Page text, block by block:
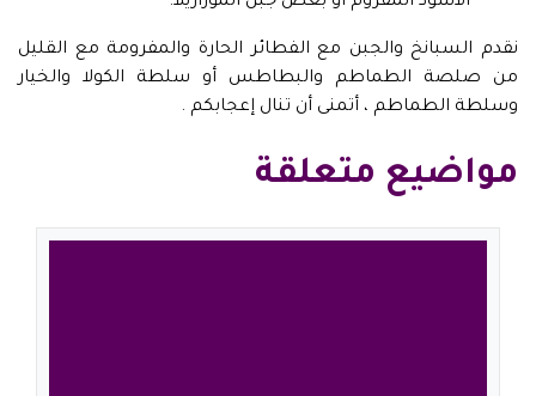
نقدم السبانخ والجبن مع الفطائر الحارة والمفرومة مع القليل
من صلصة الطماطم والبطاطس أو سلطة الكولا والخيار
وسلطة الطماطم ، أتمنى أن تنال إعجابكم .
مواضيع متعلقة